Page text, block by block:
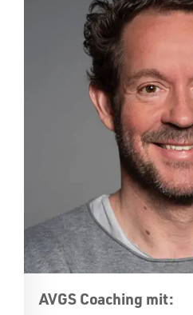
AVGS Coaching mit: